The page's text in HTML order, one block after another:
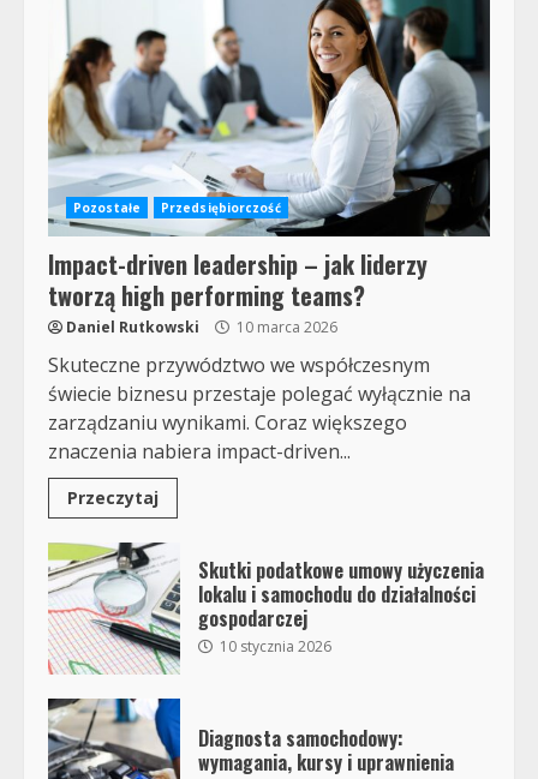
Pozostałe Przedsiębiorczość
Impact-driven leadership – jak liderzy
tworzą high performing teams?
Daniel Rutkowski 10 marca 2026
Skuteczne przywództwo we współczesnym
świecie biznesu przestaje polegać wyłącznie na
zarządzaniu wynikami. Coraz większego
znaczenia nabiera impact-driven...
Przeczytaj
Skutki podatkowe umowy użyczenia
lokalu i samochodu do działalności
gospodarczej
10 stycznia 2026
Diagnosta samochodowy:
wymagania, kursy i uprawnienia